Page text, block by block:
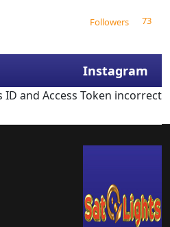
73
Followers
Instagram
ID and Access Token incorrect